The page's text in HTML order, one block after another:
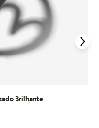
e veja todos os
Brilhante